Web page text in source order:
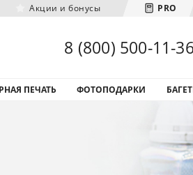
Акции и бонусы PRO
Загрузка
8 (800) 500-11-36
ПЕЧАТЬ ФОТОПОДАРКИ